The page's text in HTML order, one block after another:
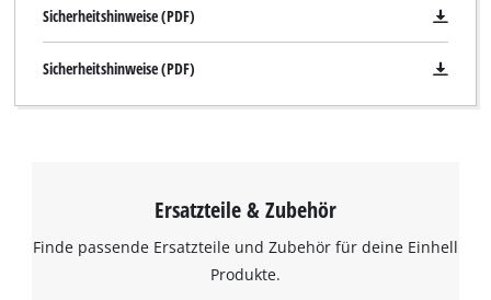
This content is not permitted to load due
visitor. The website owner needs to setup
the site with their CMP to add this content
Sicherheitshinweise (PDF)
Sicherheitshinweise (PDF)
Ersatzteile & Zubehör
Finde passende Ersatzteile und Zubehör für deine Einhell
Produkte.